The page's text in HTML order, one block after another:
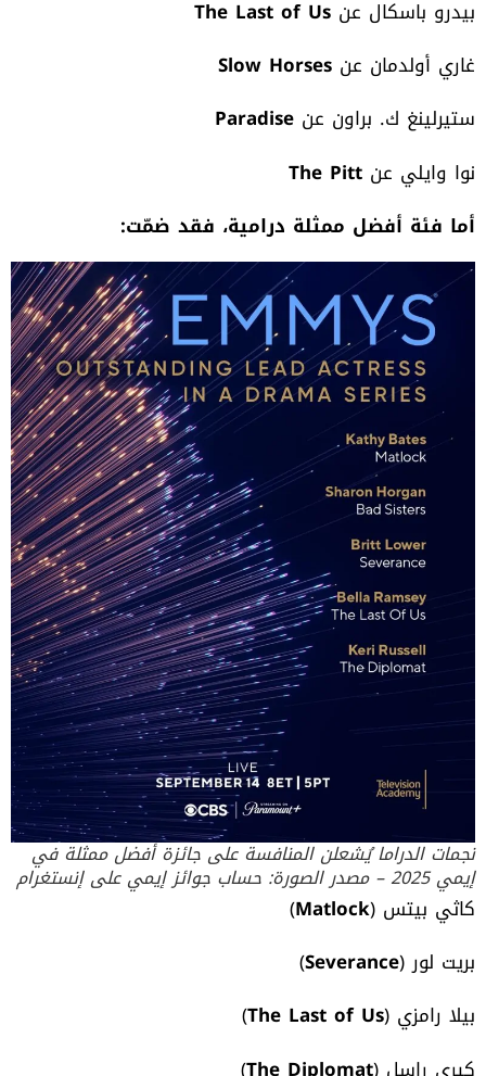
بيدرو باسكال عن The Last of Us
غاري أولدمان عن Slow Horses
ستيرلينغ ك. براون عن Paradise
نوا وايلي عن The Pitt
أما فئة أفضل ممثلة درامية، فقد ضمّت:
نجمات الدراما يُشعلن المنافسة على جائزة أفضل ممثلة في
إيمي 2025 – مصدر الصورة: حساب جوائز إيمي على إنستغرام
كاثي بيتس (Matlock
)
بريت لور (Severance
)
بيلا رامزي (The Last of Us
)